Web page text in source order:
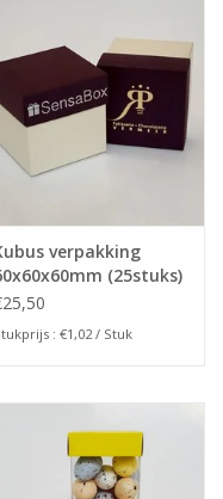
verpakking
(25stuks)
: €1,02 / Stuk